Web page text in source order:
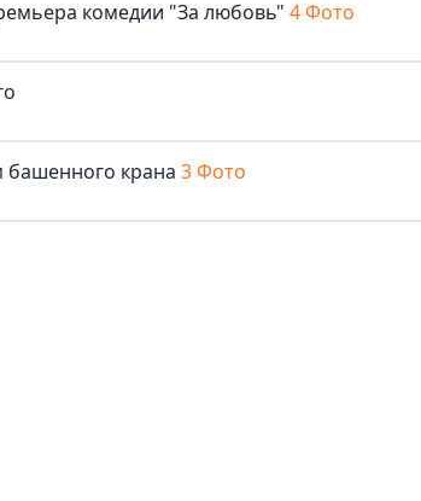
комедии "За любовь" 4 Фото
башенного крана 3 Фото